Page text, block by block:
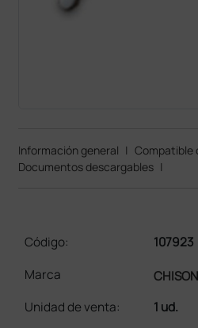
Información general | Compatible
Documentos descargables |
Código:
107923
Marca
Unidad de venta:
1 ud.